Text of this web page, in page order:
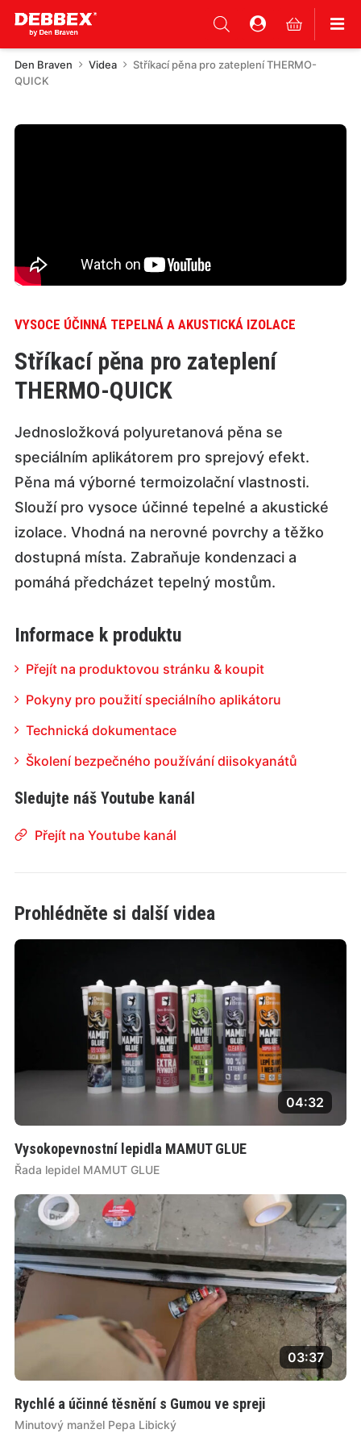
Den Braven Videa
Stříkací pěna pro zateplení THERMO-
QUICK
VYSOCE ÚČINNÁ TEPELNÁ A AKUSTICKÁ IZOLACE
Stříkací pěna pro zateplení
THERMO-QUICK
Jednosložková polyuretanová pěna se
speciálním aplikátorem pro sprejový efekt.
Pěna má výborné termoizolační vlastnosti.
Slouží pro vysoce účinné tepelné a akustické
izolace. Vhodná na nerovné povrchy a těžko
dostupná místa. Zabraňuje kondenzaci a
pomáhá předcházet tepelný mostům.
Informace k produktu
Přejít na produktovou stránku & koupit
Pokyny pro použití speciálního aplikátoru
Technická dokumentace
Školení bezpečného používání diisokyanátů
Sledujte náš Youtube kanál
Přejít na Youtube kanál
Prohlédněte si další videa
04:32
Vysokopevnostní lepidla MAMUT GLUE
Řada lepidel MAMUT GLUE
03:37
Rychlé a účinné těsnění s Gumou ve spreji
Minutový manžel Pepa Libický